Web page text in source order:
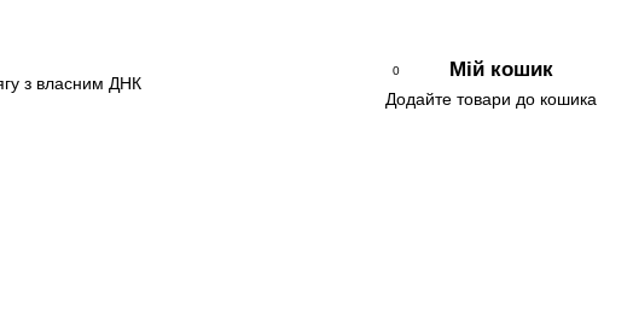
0 Мій кошик
Додайте товари до кошика